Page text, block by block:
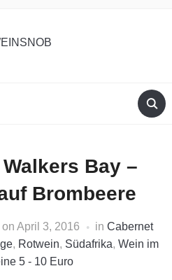
Bay –
Brombeere
on April 3, 2016 in Cabernet
, Rotwein, Südafrika, Wein im
5 - 10 Euro